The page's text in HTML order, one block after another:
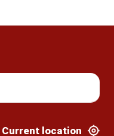
Current location